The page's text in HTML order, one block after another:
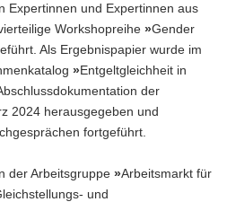
Expertinnen und Expertinnen aus
Workshopreihe »Gender
Als Ergebnispapier wurde im
»Entgeltgleichheit in
der
2024 herausgegeben und
fortgeführt.
der Arbeitsgruppe »Arbeitsmarkt für
und